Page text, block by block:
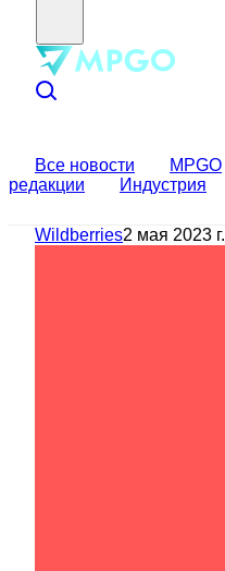
Все новости MPGO
редакции
Индустрия
Wildberries2 мая 2023 г.